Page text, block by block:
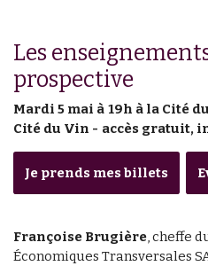
Les
prospective
Mardi 5 mai à 19h à la Cité
Cité du Vin - accès gratuit,
Je prends mes billets
Françoise Brugière, cheffe
Économiques Transversales